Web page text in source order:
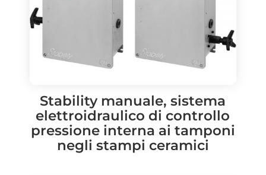
Stability manuale, sistema
elettroidraulico di controllo
pressione interna ai tamponi
negli stampi ceramici